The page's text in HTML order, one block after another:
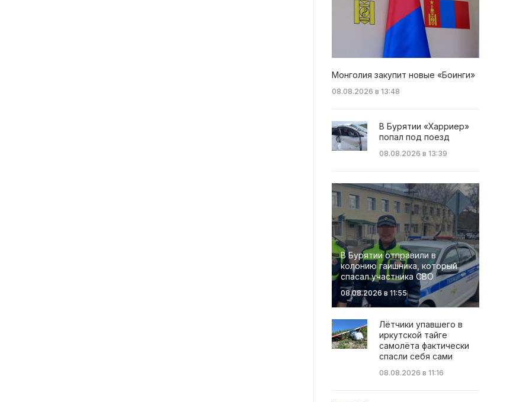
Монголия закупит новые «Боинги»
08.08.2026 в 13:48
В Бурятии «Харриер»
попал под поезд
08.08.2026 в 13:39
В Бурятии отправили в
колонию гаишника, который
спасал участника СВО
08.08.2026 в 11:55
Лётчики упавшего в
иркутской тайге
самолёта фактически
спасли себя сами
08.08.2026 в 11:16